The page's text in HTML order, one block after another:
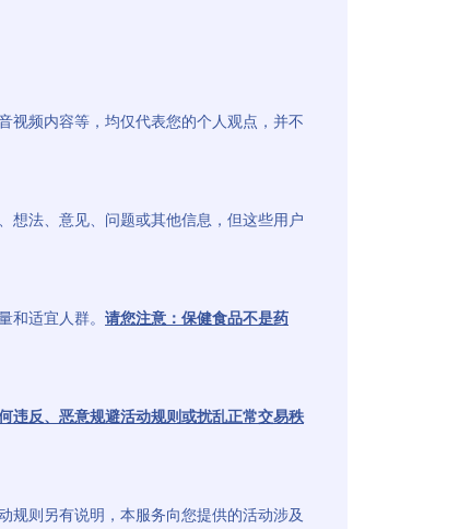
视频内容等，均仅代表您的个人观点，并不
想法、意见、问题或其他信息，但这些用户
适宜人群。 请您注意：保健食品不是药
违反、恶意规避活动规则或扰乱正常交易秩
规则另有说明，本服务向您提供的活动涉及